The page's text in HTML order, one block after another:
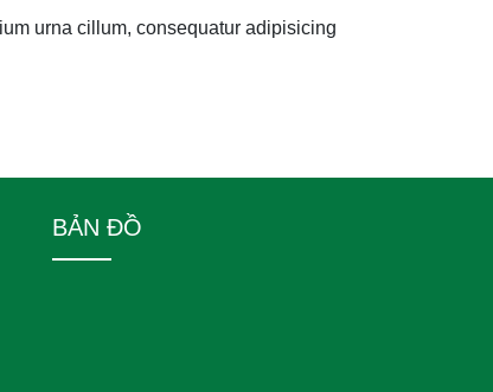
urna cillum, consequatur adipisicing
BẢN ĐỒ